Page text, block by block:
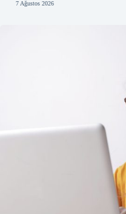
7 Ağustos 2026